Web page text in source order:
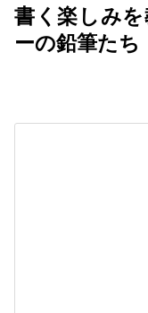
書く楽しみ
ーの鉛筆たち